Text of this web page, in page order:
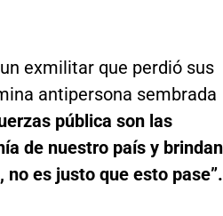
exmilitar que perdió sus
antipersona sembrada
pública son las
de nuestro país y brindan
es justo que esto pase”.